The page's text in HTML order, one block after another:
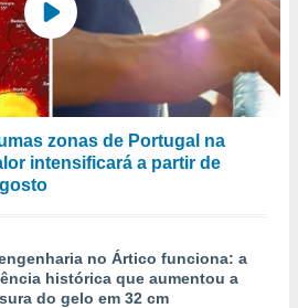
zonas de Portugal na
intensificará a partir de
no Ártico funciona: a
histórica que aumentou a
do gelo em 32 cm